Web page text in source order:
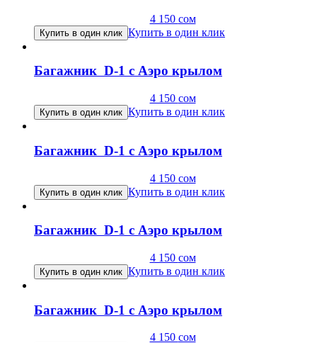
4 150 сом
Купить в один клик Купить в один клик
Багажник D-1 с Аэро крылом
4 150 сом
Купить в один клик Купить в один клик
Багажник D-1 с Аэро крылом
4 150 сом
Купить в один клик Купить в один клик
Багажник D-1 с Аэро крылом
4 150 сом
Купить в один клик Купить в один клик
Багажник D-1 с Аэро крылом
4 150 сом